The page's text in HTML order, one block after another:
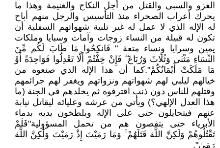
الغزو والسبي والقتل من أجل النكاح والغنيمة وهذا ما
يحرك أعراب الصحراء منذ التأسيس والرجل منهم أباح
له الإله الذي لا عمل له غير تلبية شهواتهم السفلية أن
تكون له قبيلة من النساء زوجات وآمات وسبايا وملكات
يمين وسرايا ونساء متعة " فَانكِحُوا مَا طَابَ لَكُم مِّنَ
النِّسَاءِ مَثْنَىٰ وَثُلَاثَ وَرُبَاعَ ۖ فَإِنْ خِفْتُمْ أَلَّا تَعْدِلُوا فَوَاحِدَةً أَوْ
مَا مَلَكَتْ أَيْمَانُكُمْ".كما أن هذا الإله الذي صنعوه من
خيالهم ليلبي لهم شهواتهم ونزواتهم ويغفر لهم جرائمهم
وقتلهم للناس دون ذنب اقترفوه ثم يخلدهم في الجنة (ما
هذا العدل الإلهي؟) ويأتي من عرشه وعليائه ليقاتل نيابة
عنهم فيتحايلون حتى على الإله ويلطخون يديه بدماء
الأبرياء حتى يتفصون هم من تحمل المسؤولية"فَلَمْ
تَقْتُلُوهُمْ وَلَٰكِنَّ اللَّهَ قَتَلَهُمْ ۚ وَمَا رَمَيْتَ إِذْ رَمَيْتَ وَلَٰكِنَّ اللَّهَ
رَمَىٰ".